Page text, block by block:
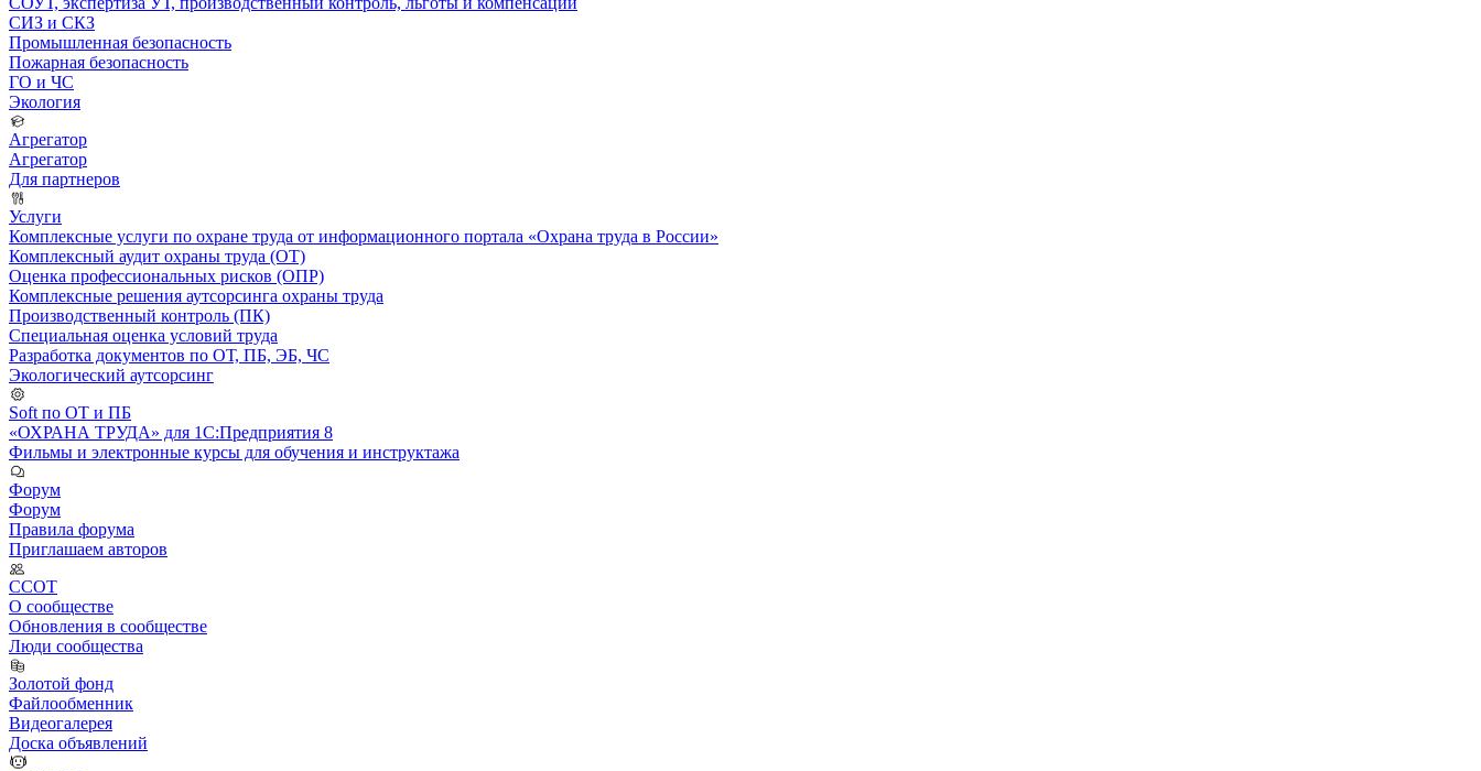
СИЗ и СКЗ
Промышленная безопасность
Пожарная безопасность
ГО и ЧС
Экология
Агрегатор
Агрегатор
Для партнеров
Услуги
Комплексные услуги по охране труда от информационного портала «Охрана труда в России»
Комплексный аудит охраны труда (ОТ)
Оценка профессиональных рисков (ОПР)
Комплексные решения аутсорсинга охраны труда
Производственный контроль (ПК)
Специальная оценка условий труда
Разработка документов по ОТ, ПБ, ЭБ, ЧС
Экологический аутсорсинг
Soft по ОТ и ПБ
«ОХРАНА ТРУДА» для 1С:Предприятия 8
Фильмы и электронные курсы для обучения и инструктажа
Форум
Форум
Правила форума
Приглашаем авторов
ССОТ
О сообществе
Обновления в сообществе
Люди сообщества
Золотой фонд
Файлообменник
Видеогалерея
Доска объявлений